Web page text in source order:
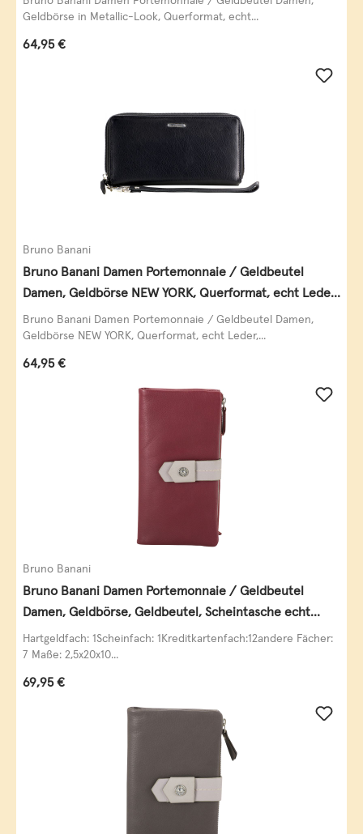
Geldbörse in Metallic-Look, Querformat, echt...
Regulärer Preis:
64,95 €
Bruno Banani
Bruno Banani Damen Portemonnaie / Geldbeutel
Damen, Geldbörse NEW YORK, Querformat, echt Leder,
schwarz
Bruno Banani Damen Portemonnaie / Geldbeutel Damen,
Geldbörse NEW YORK, Querformat, echt Leder,...
Regulärer Preis:
64,95 €
Bruno Banani
Bruno Banani Damen Portemonnaie / Geldbeutel
Damen, Geldbörse, Geldbeutel, Scheintasche echt
Leder
Hartgeldfach: 1Scheinfach: 1Kreditkartenfach:12andere Fächer:
7 Maße: 2,5x20x10...
Regulärer Preis:
69,95 €